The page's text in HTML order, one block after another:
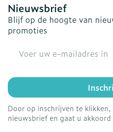
Nieuwsbrief
Blijf op de hoogte van
promoties
Door op inschrijven te
nieuwsbrief en gaat u akkoord